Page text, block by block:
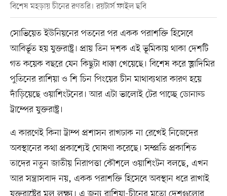
বিশেষ মহড়ায় চীনের রণতরি। রয়টার্স ফাইল ছবি
সোভিয়েত ইউনিয়নের পতনের পর একক পরাশক্তি হিসেবে
আবির্ভূত হয় যুক্তরাষ্ট্র। প্রায় তিন দশক এই ভূমিকায় থাকা দেশটি
গত কয়েক বছরে যেন কিছুটা ধাক্কা খেয়েছে। বিশেষ করে ভ্লাদিমির
পুতিনের রাশিয়া ও শি চিন পিংয়ের চীন মাথাব্যথার কারণ হয়ে
দাঁড়িয়েছে ওয়াশিংটনের। আর এটা ভালোই টের পাচ্ছে ডোনাল্ড
ট্রাম্পের যুক্তরাষ্ট্র।
এ কারণেই কিনা ট্রাম্প প্রশাসন রাখঢাক না রেখেই নিজেদের
অবস্থানের কথা প্রকাশ্যেই ঘোষণা করেছে। সম্প্রতি প্রকাশিত
তাদের নতুন জাতীয় নিরাপত্তা কৌশলে ওয়াশিংটন বলছে, এখন
আর সন্ত্রাসবাদ নয়, একক পরাশক্তি হিসেবে অবস্থান ধরে রাখাই